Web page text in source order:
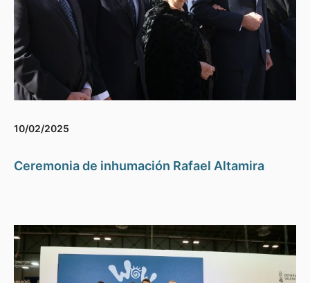
10/02/2025
Ceremonia de inhumación Rafael Altamira